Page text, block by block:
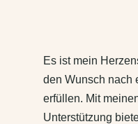
Es ist mein
den Wunsch nach
erfüllen. Mit
Unterstützung